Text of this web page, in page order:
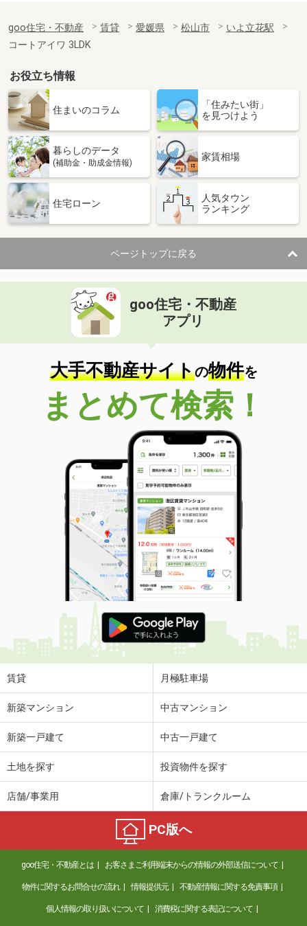
goo住宅・不動産 賃貸 愛媛県 松山市
いよ立花駅
コートアイワ 3LDK
お役立ち情報
住まいのコラム
「住みたい街」
を見つけよう
暮らしのデータ
(補助金・助成金情報)
家賃相場
住宅ローン
人気タウン
ランキング
ページトップに戻る
goo住宅・不動産
アプリ
大手不動産サイトの物件を
まとめて検索！
賃貸 月極駐車場
新築マンション 中古マンション
新築一戸建て 中古一戸建て
土地を探す 投資物件を探す
店舗/事業用 倉庫/トランクルーム
PC版へ
goo住宅・不動産とは お客さまご利用端末からの情報の外部送信について
物件に関するお問合せの流れ 情報提供元 不動産情報に関する免責事項
個人情報の取り扱いについて 消費税に関する表記について